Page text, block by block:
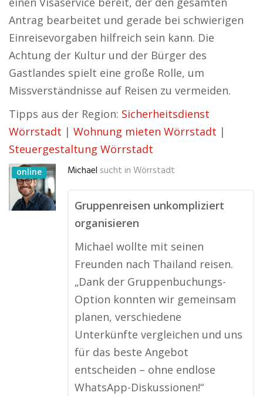
Antrag bearbeitet und gerade bei schwierigen
Einreisevorgaben hilfreich sein kann. Die
Achtung der Kultur und der Bürger des
Gastlandes spielt eine große Rolle, um
Missverständnisse auf Reisen zu vermeiden.
Tipps aus der Region: Sicherheitsdienst
Wörrstadt | Wohnung mieten Wörrstadt |
Steuergestaltung Wörrstadt
online Michael sucht in Wörrstadt
Gruppenreisen unkompliziert
organisieren
Michael wollte mit seinen
Freunden nach Thailand reisen.
„Dank der Gruppenbuchungs-
Option konnten wir gemeinsam
planen, verschiedene
Unterkünfte vergleichen und uns
für das beste Angebot
entscheiden – ohne endlose
WhatsApp-Diskussionen!“